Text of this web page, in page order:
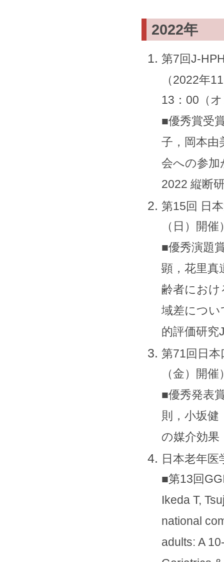
2022年
第7回J-
（2022年
13：00（
■優秀賞受
子，岡本由
会への参加
2022 縦断
第15回 日
（日）開催
■優秀演題
顕，花里真
齢者におけ
域差につい
的評価研究
第71回日
（金）開催
■優秀発表
則，小坂
の媒介効果
日本老年
■第13回
Ikeda T,
national
adults: A